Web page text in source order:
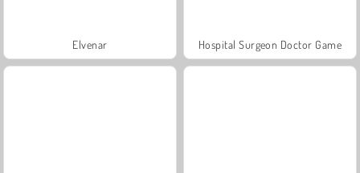
Elvenar Hospital Surgeon Doctor Game